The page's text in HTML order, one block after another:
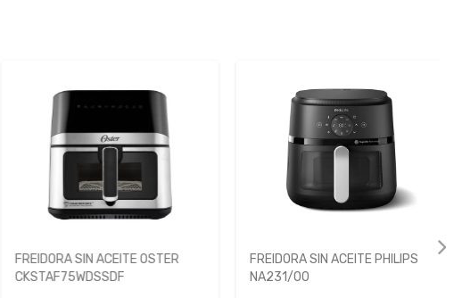
FREIDORA SIN ACEITE OSTER
CKSTAF75WDSSDF
FREIDORA SIN ACEITE PHILIPS
NA231/00